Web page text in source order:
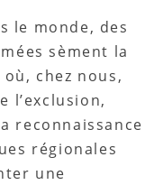
le monde, des
sèment la
chez nous,
l’exclusion,
reconnaissance
régionales
une